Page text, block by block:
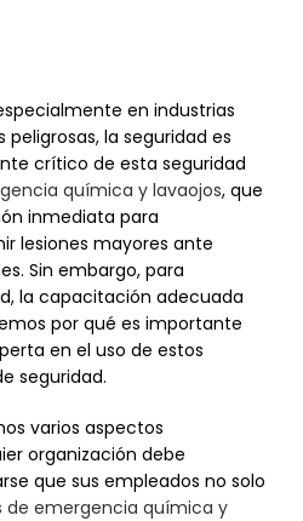
en industrias
la seguridad es
crítico de esta seguridad
química y lavaojos, que
inmediata para
lesiones mayores ante
Sin embargo, para
la capacitación adecuada
por qué es importante
en el uso de estos
seguridad.
varios aspectos
organización debe
que sus empleados no solo
de emergencia química y